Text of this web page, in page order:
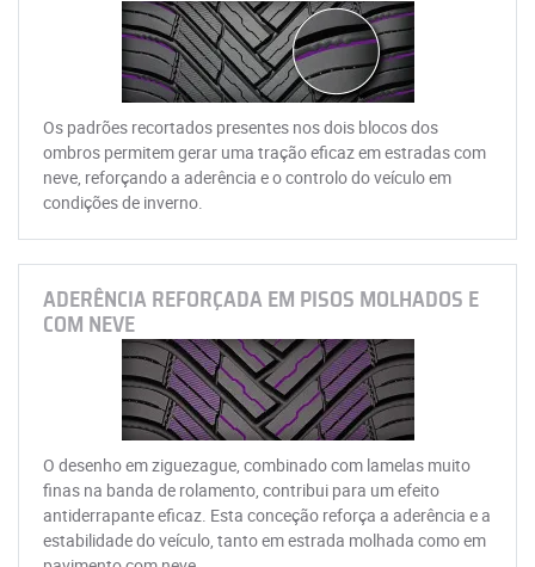
Os padrões recortados presentes nos dois blocos dos
ombros permitem gerar uma tração eficaz em estradas com
neve, reforçando a aderência e o controlo do veículo em
condições de inverno.
ADERÊNCIA REFORÇADA EM PISOS MOLHADOS E
COM NEVE
O desenho em ziguezague, combinado com lamelas muito
finas na banda de rolamento, contribui para um efeito
antiderrapante eficaz. Esta conceção reforça a aderência e a
estabilidade do veículo, tanto em estrada molhada como em